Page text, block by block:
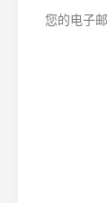
您的电子